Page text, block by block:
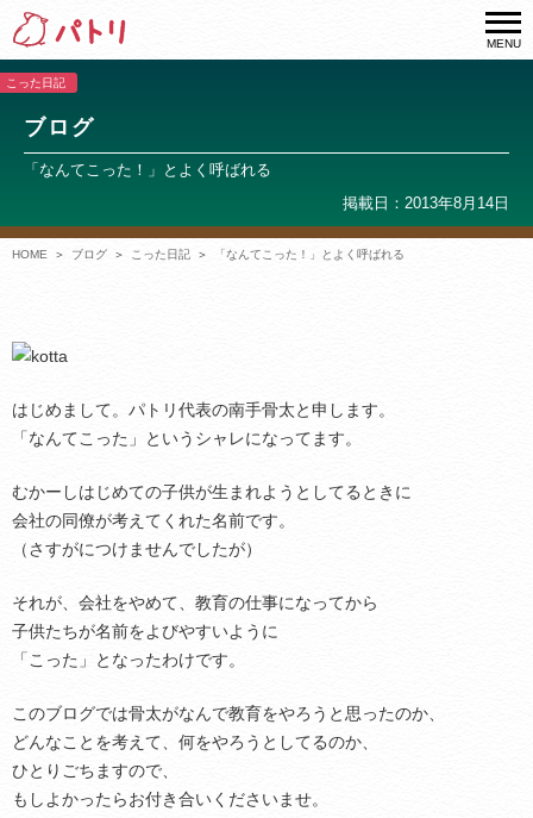
MENU
こった日記
ブログ
「なんてこった！」とよく呼ばれる
掲載日：2013年8月14日
HOME ブログ こった日記 「なんてこった！」とよく呼ばれる
はじめまして。パトリ代表の南手骨太と申します。
「なんてこった」というシャレになってます。
むかーしはじめての子供が生まれようとしてるときに
会社の同僚が考えてくれた名前です。
（さすがにつけませんでしたが）
それが、会社をやめて、教育の仕事になってから
子供たちが名前をよびやすいように
「こった」となったわけです。
このブログでは骨太がなんで教育をやろうと思ったのか、
どんなことを考えて、何をやろうとしてるのか、
ひとりごちますので、
もしよかったらお付き合いくださいませ。